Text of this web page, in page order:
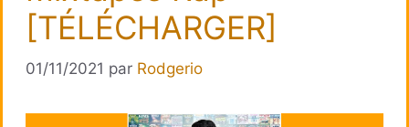
[TÉLÉCHARGER]
01/11/2021 par Rodgerio